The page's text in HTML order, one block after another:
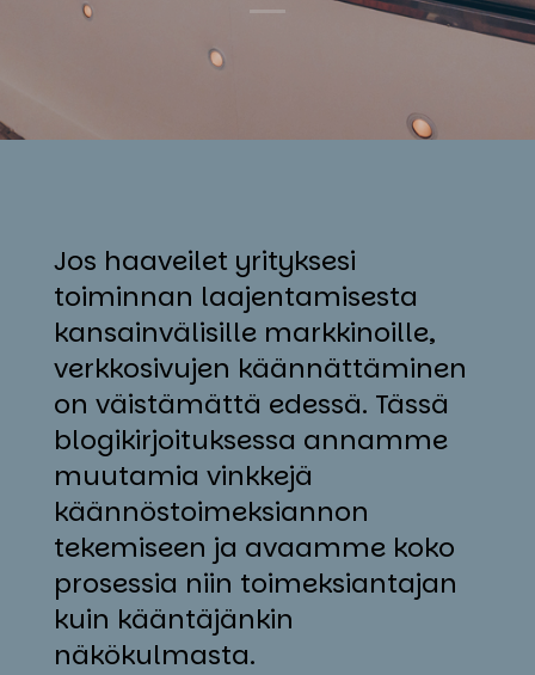
Jos haaveilet yrityksesi
toiminnan laajentamisesta
kansainvälisille markkinoille,
verkkosivujen käännättäminen
on väistämättä edessä. Tässä
blogikirjoituksessa annamme
muutamia vinkkejä
käännöstoimeksiannon
tekemiseen ja avaamme koko
prosessia niin toimeksiantajan
kuin kääntäjänkin
näkökulmasta.